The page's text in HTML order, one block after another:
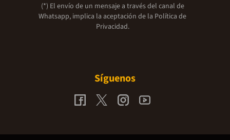
(*) El envío de un mensaje a través del canal de
Whatsapp, implica la aceptación de la Política de
Privacidad.
Síguenos